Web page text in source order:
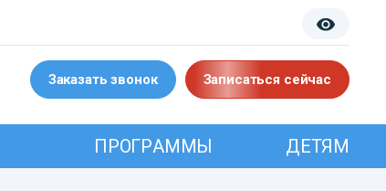
Заказать звонок Записаться сейчас
ПРОГРАММЫ ДЕТЯМ